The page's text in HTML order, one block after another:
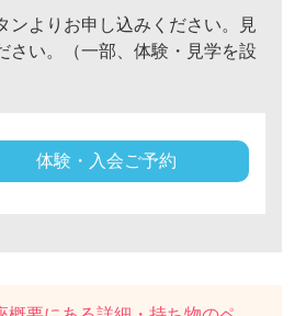
ンよりお申し込みください。見
さい。（一部、体験・見学を設
体験・入会ご予約